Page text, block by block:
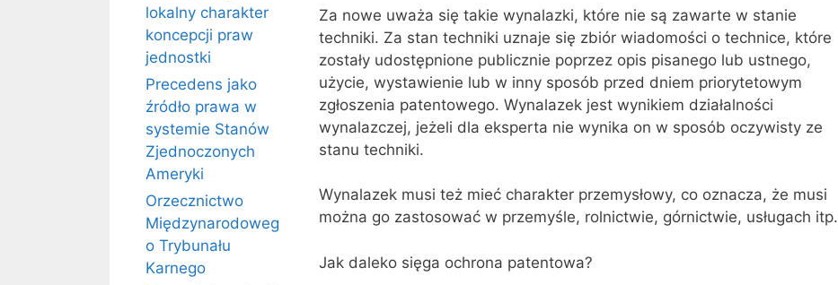
Za nowe uważa się takie wynalazki, które nie są zawarte w stanie
techniki. Za stan techniki uznaje się zbiór wiadomości o technice, które
zostały udostępnione publicznie poprzez opis pisanego lub ustnego,
użycie, wystawienie lub w inny sposób przed dniem priorytetowym
zgłoszenia patentowego. Wynalazek jest wynikiem działalności
wynalazczej, jeżeli dla eksperta nie wynika on w sposób oczywisty ze
stanu techniki.
Wynalazek musi też mieć charakter przemysłowy, co oznacza, że musi
można go zastosować w przemyśle, rolnictwie, górnictwie, usługach itp.
Jak daleko sięga ochrona patentowa?
lokalny charakter
koncepcji praw
jednostki
Precedens jako
źródło prawa w
systemie Stanów
Zjednoczonych
Ameryki
Orzecznictwo
Międzynarodoweg
o Trybunału
Karnego